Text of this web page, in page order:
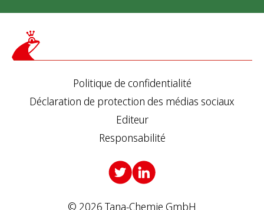
a
© 2026 Tana-Chemie GmbH
Politique de confidentialité
Déclaration de protection des médias sociaux
Editeur
Responsabilité